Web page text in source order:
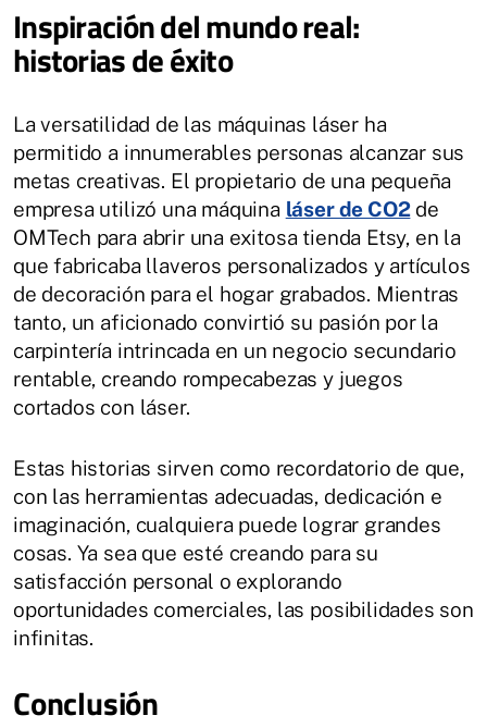
Inspiración del mundo real:
historias de éxito
La versatilidad de las máquinas láser ha
permitido a innumerables personas alcanzar sus
metas creativas. El propietario de una pequeña
empresa utilizó una máquina láser de CO2de
OMTech para abrir una exitosa tienda Etsy, en la
que fabricaba llaveros personalizados y artículos
de decoración para el hogar grabados. Mientras
tanto, un aficionado convirtió su pasión por la
carpintería intrincada en un negocio secundario
rentable, creando rompecabezas y juegos
cortados con láser.
Estas historias sirven como recordatorio de que,
con las herramientas adecuadas, dedicación e
imaginación, cualquiera puede lograr grandes
cosas. Ya sea que esté creando para su
satisfacción personal o explorando
oportunidades comerciales, las posibilidades son
infinitas.
Conclusión